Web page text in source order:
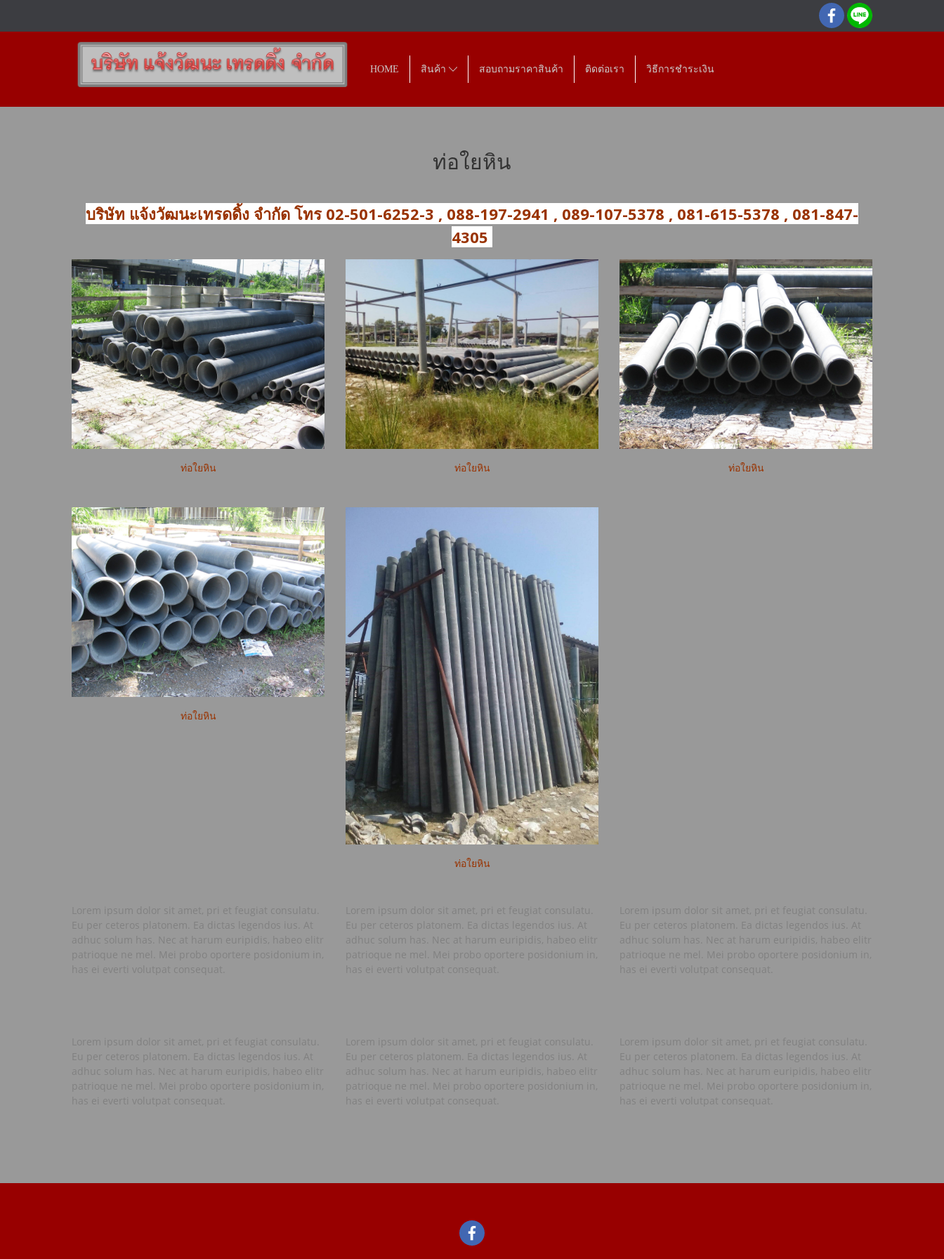
HOME สินค้า สอบถามราคาสินค้า ติดต่อเรา วิธีการชำระเงิน
ท่อใยหิน
บริษัท แจ้งวัฒนะเทรดดิ้ง จำกัด โทร 02-501-6252-3 , 088-197-2941 , 089-107-5378 , 081-615-5378 , 081-847-
4305
ท่อใยหิน ท่อใยหิน ท่อใยหิน
ท่อใยหิน
ท่อใยหิน
Lorem ipsum dolor sit amet, pri et feugiat consulatu.
Eu per ceteros platonem. Ea dictas legendos ius. At
adhuc solum has. Nec at harum euripidis, habeo elitr
patrioque ne mel. Mei probo oportere posidonium in,
has ei everti volutpat consequat.
Lorem ipsum dolor sit amet, pri et feugiat consulatu.
Eu per ceteros platonem. Ea dictas legendos ius. At
adhuc solum has. Nec at harum euripidis, habeo elitr
patrioque ne mel. Mei probo oportere posidonium in,
has ei everti volutpat consequat.
Lorem ipsum dolor sit amet, pri et feugiat consulatu.
Eu per ceteros platonem. Ea dictas legendos ius. At
adhuc solum has. Nec at harum euripidis, habeo elitr
patrioque ne mel. Mei probo oportere posidonium in,
has ei everti volutpat consequat.
Lorem ipsum dolor sit amet, pri et feugiat consulatu.
Eu per ceteros platonem. Ea dictas legendos ius. At
adhuc solum has. Nec at harum euripidis, habeo elitr
patrioque ne mel. Mei probo oportere posidonium in,
has ei everti volutpat consequat.
Lorem ipsum dolor sit amet, pri et feugiat consulatu.
Eu per ceteros platonem. Ea dictas legendos ius. At
adhuc solum has. Nec at harum euripidis, habeo elitr
patrioque ne mel. Mei probo oportere posidonium in,
has ei everti volutpat consequat.
Lorem ipsum dolor sit amet, pri et feugiat consulatu.
Eu per ceteros platonem. Ea dictas legendos ius. At
adhuc solum has. Nec at harum euripidis, habeo elitr
patrioque ne mel. Mei probo oportere posidonium in,
has ei everti volutpat consequat.